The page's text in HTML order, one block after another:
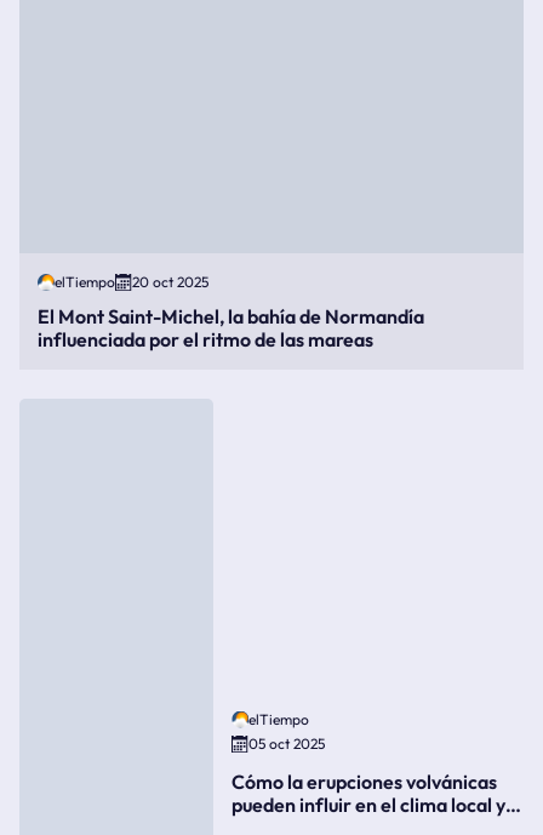
elTiempo 20 oct 2025
El Mont Saint-Michel, la bahía de Normandía
influenciada por el ritmo de las mareas
elTiempo
05 oct 2025
Cómo la erupciones volvánicas
pueden influir en el clima local y